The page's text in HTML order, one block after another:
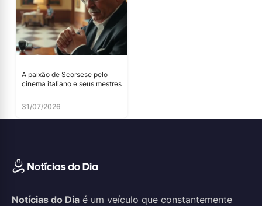
A paixão de Scorsese pelo
cinema italiano e seus mestres
31/07/2026
Notícias do Dia é um veículo que constantemente